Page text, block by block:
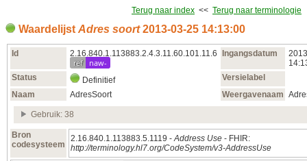
Terug naar index << Terug naar terminologie
Waardelijst Adres soort2013‑03‑25 14:13:00
Id 2.16.840.1.113883.2.4.3.11.60.101.11.6
ref naw-
Ingangsdatum
Status
Definitief
Versielabel
Naam
AdresSoort Weergavenaam
Gebruik: 38
Bron
codesysteem
2.16.840.1.113883.5.1119 -Address Use - FHIR:
http://terminology.hl7.org/CodeSystem/v3-AddressUse